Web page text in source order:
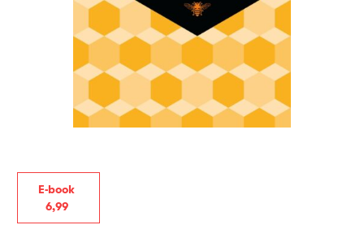
E-book
6,99